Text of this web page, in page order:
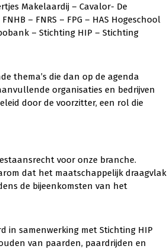
Makelaardij – Cavalor- De
– FNRS – FPG – HAS Hogeschool
– Stichting HIP – Stichting
thema’s die dan op de agenda
organisaties en bedrijven
door de voorzitter, een rol die
voor onze branche.
dat het maatschappelijk draagvlak
de bijeenkomsten van het
in samenwerking met Stichting HIP
van paarden, paardrijden en